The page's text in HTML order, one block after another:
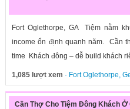
Fort Oglethorpe, GA Tiệm nằm
income ổn định quanh năm. Cần
time Khách đông – dễ build khách
1,085 lượt xem · Fort Oglethorpe,
Cần Thợ Cho Tiệm Đông Khách Ở